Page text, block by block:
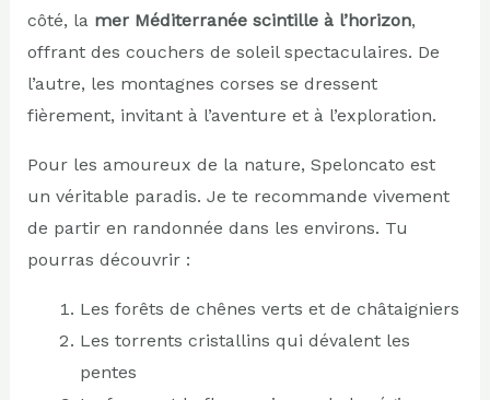
côté, la mer Méditerranée scintille à l’horizon,
offrant des couchers de soleil spectaculaires. De
l’autre, les montagnes corses se dressent
fièrement, invitant à l’aventure et à l’exploration.
Pour les amoureux de la nature, Speloncato est
un véritable paradis. Je te recommande vivement
de partir en randonnée dans les environs. Tu
pourras découvrir :
Les forêts de chênes verts et de châtaigniers
Les torrents cristallins qui dévalent les
pentes